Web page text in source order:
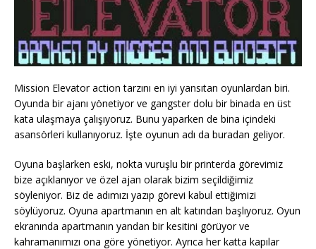
Mission Elevator action tarzını en iyi yansıtan oyunlardan biri.
Oyunda bir ajanı yönetiyor ve gangster dolu bir binada en üst
kata ulaşmaya çalışıyoruz. Bunu yaparken de bina içindeki
asansörleri kullanıyoruz. İşte oyunun adı da buradan geliyor.
Oyuna başlarken eski, nokta vuruşlu bir printerda görevimiz
bize açıklanıyor ve özel ajan olarak bizim seçildiğimiz
söyleniyor. Biz de adımızı yazıp görevi kabul ettiğimizi
söylüyoruz. Oyuna apartmanın en alt katından başlıyoruz. Oyun
ekranında apartmanın yandan bir kesitini görüyor ve
kahramanımızı ona göre yönetiyor. Ayrıca her katta kapılar